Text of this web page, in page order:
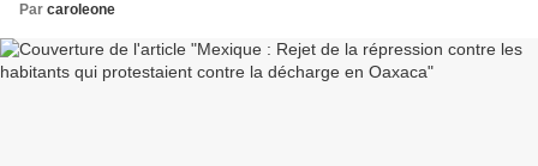
Par caroleone